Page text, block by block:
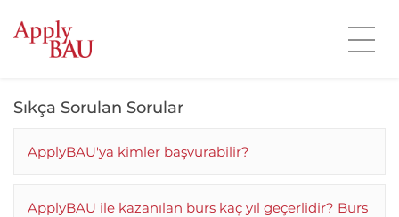
Sıkça Sorulan Sorular
ApplyBAU'ya kimler başvurabilir?
ApplyBAU ile kazanılan burs kaç yıl geçerlidir? Burs